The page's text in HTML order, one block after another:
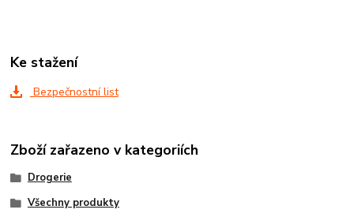
Ke stažení
Bezpečnostní list
Zboží zařazeno v kategoriích
Drogerie
Všechny produkty